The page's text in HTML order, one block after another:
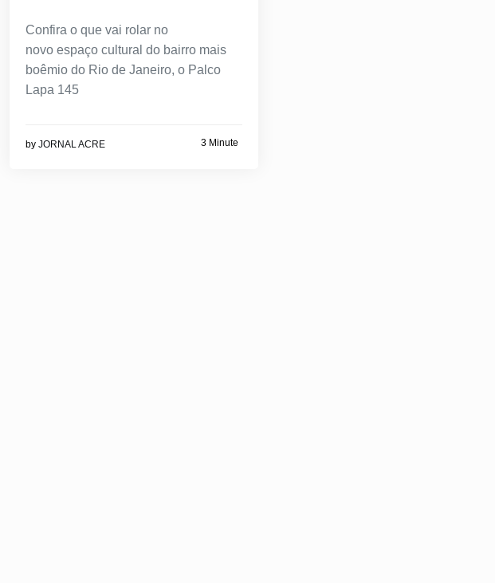
Confira o que vai rolar no
novo espaço cultural do bairro mais
boêmio do Rio de Janeiro, o Palco
Lapa 145
by JORNAL ACRE 3 Minute